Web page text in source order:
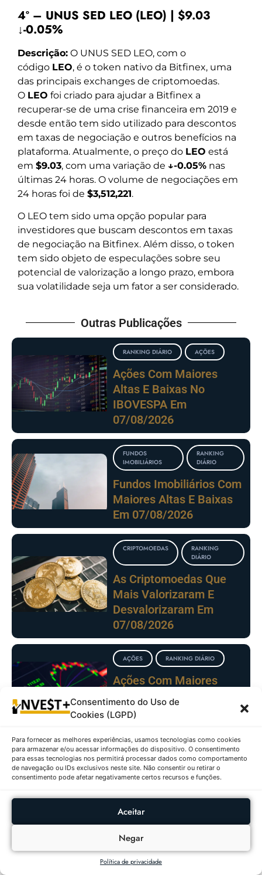
Consentimento do Uso de
Cookies (LGPD)
Para fornecer as melhores experiências, usamos tecnologias como cookies
para armazenar e/ou acessar informações do dispositivo. O consentimento
para essas tecnologias nos permitirá processar dados como comportamento
de navegação ou IDs exclusivos neste site. Não consentir ou retirar o
consentimento pode afetar negativamente certos recursos e funções.
Aceitar
Negar
Política de privacidade
4º – UNUS SED LEO (LEO) | $9.03
↓-0.05%
Descrição: O UNUS SED LEO, com o
código LEO, é o token nativo da Bitfinex, uma
das principais exchanges de criptomoedas.
O LEO foi criado para ajudar a Bitfinex a
recuperar-se de uma crise financeira em 2019 e
desde então tem sido utilizado para descontos
em taxas de negociação e outros benefícios na
plataforma. Atualmente, o preço do LEO está
em $9.03, com uma variação de ↓-0.05% nas
últimas 24 horas. O volume de negociações em
24 horas foi de $3,512,221.
O LEO tem sido uma opção popular para
investidores que buscam descontos em taxas
de negociação na Bitfinex. Além disso, o token
tem sido objeto de especulações sobre seu
potencial de valorização a longo prazo, embora
sua volatilidade seja um fator a ser considerado.
Outras Publicações
RANKING DIÁRIO AÇÕES
Ações Com Maiores
Altas E Baixas No
IBOVESPA Em
07/08/2026
FUNDOS
IMOBILIÁRIOS
RANKING
DIÁRIO
Fundos Imobiliários Com
Maiores Altas E Baixas
Em 07/08/2026
CRIPTOMOEDAS
RANKING
DIÁRIO
As Criptomoedas Que
Mais Valorizaram E
Desvalorizaram Em
07/08/2026
AÇÕES RANKING DIÁRIO
Ações Com Maiores
Altas E Baixas No
IBOVESPA Em
FUNDOS
IMOBILIÁRIOS
RANKING
DIÁRIO
Maiores Altas E Baixas